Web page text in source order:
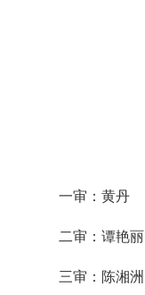
一审：黄丹
二审：谭艳丽
三审：陈湘洲